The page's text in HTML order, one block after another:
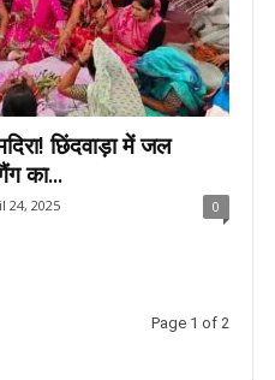
छिंदवाड़ा में जल
का...
24, 2025 0
Page 1 of 2